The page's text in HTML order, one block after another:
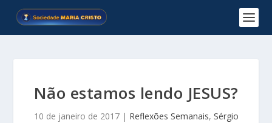
Não estamos lendo JESUS?
10 de janeiro de 2017| Reflexões Semanais, Sérgio